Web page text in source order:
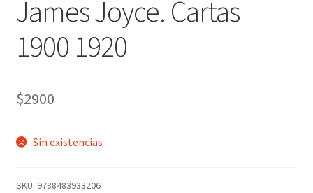
James Joyce. Cartas
1900 1920
$2900
Sin existencias
SKU: 9788483933206